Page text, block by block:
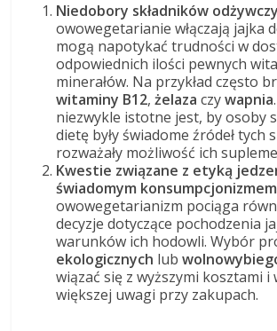
Niedobory składników
owowegetarianie włączają jajka
mogą napotykać trudności w
odpowiednich ilości pewnych
minerałów. Na przykład często
witaminy B12,żelaza czywapnia
niezwykle istotne jest, by osoby
dietę były świadome źródeł tych
rozważały możliwość ich
Kwestie związane z etyką
świadomym konsumpcjonizmem
owowegetarianizm pociąga
decyzje dotyczące pochodzenia
warunków ich hodowli. Wybór
ekologicznych lub
wiązać się z wyższymi kosztami i
większej uwagi przy zakupach.